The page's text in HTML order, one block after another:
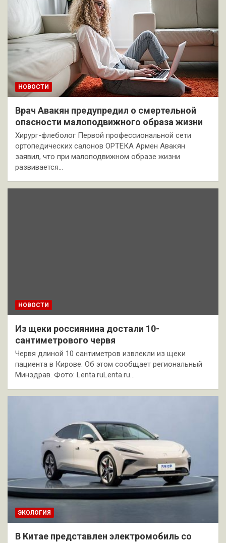
НОВОСТИ
Врач Авакян предупредил о смертельной
опасности малоподвижного образа жизни
Хирург-флеболог Первой профессиональной сети
ортопедических салонов ОРТЕКА Армен Авакян
заявил, что при малоподвижном образе жизни
развивается…
НОВОСТИ
Из щеки россиянина достали 10-
сантиметрового червя
Червя длиной 10 сантиметров извлекли из щеки
пациента в Кирове. Об этом сообщает региональный
Минздрав. Фото: Lenta.ruLenta.ru…
ЭКОЛОГИЯ
В Китае представлен электромобиль со